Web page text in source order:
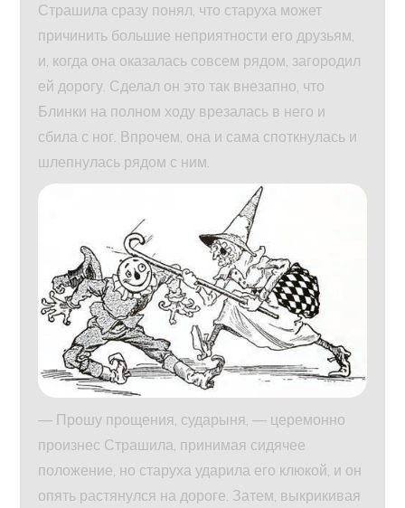
Страшила сразу понял, что старуха может
причинить большие неприятности его друзьям,
и, когда она оказалась совсем рядом, загородил
ей дорогу. Сделал он это так внезапно, что
Блинки на полном ходу врезалась в него и
сбила с ног. Впрочем, она и сама споткнулась и
шлепнулась рядом с ним.
— Прошу прощения, сударыня, — церемонно
произнес Страшила, принимая сидячее
положение, но старуха ударила его клюкой, и он
опять растянулся на дороге. Затем, выкрикивая